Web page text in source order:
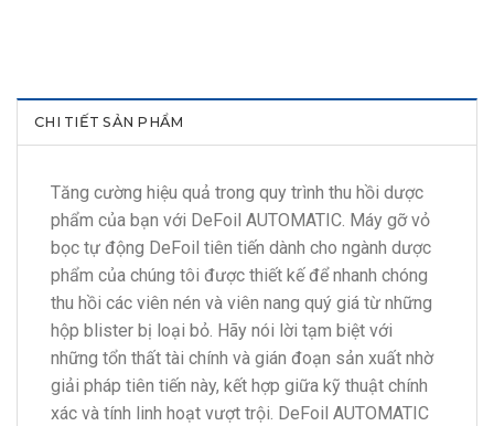
CHI TIẾT SẢN PHẨM
Tăng cường hiệu quả trong quy trình thu hồi dược
phẩm của bạn với DeFoil AUTOMATIC. Máy gỡ vỏ
bọc tự động DeFoil tiên tiến dành cho ngành dược
phẩm của chúng tôi được thiết kế để nhanh chóng
thu hồi các viên nén và viên nang quý giá từ những
hộp blister bị loại bỏ. Hãy nói lời tạm biệt với
những tổn thất tài chính và gián đoạn sản xuất nhờ
giải pháp tiên tiến này, kết hợp giữa kỹ thuật chính
xác và tính linh hoạt vượt trội. DeFoil AUTOMATIC